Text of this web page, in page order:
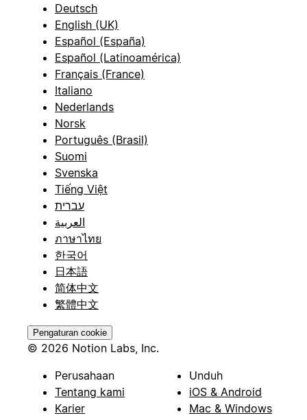
Deutsch
English (UK)
Español (España)
Español (Latinoamérica)
Français (France)
Italiano
Nederlands
Norsk
Português (Brasil)
Suomi
Svenska
Tiếng Việt
עברית
العربية
ภาษาไทย
한국어
日本語
简体中文
繁體中文
Pengaturan cookie
© 2026 Notion Labs, Inc.
Perusahaan
Tentang kami
Karier
Unduh
iOS & Android
Mac & Windows